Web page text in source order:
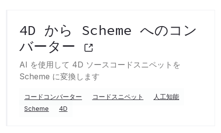
4D から Scheme へのコン
バーター
AI を使用して 4D ソースコードスニペットを
Scheme に変換します
コードコンバーター コードスニペット
人工知能
Scheme
4D